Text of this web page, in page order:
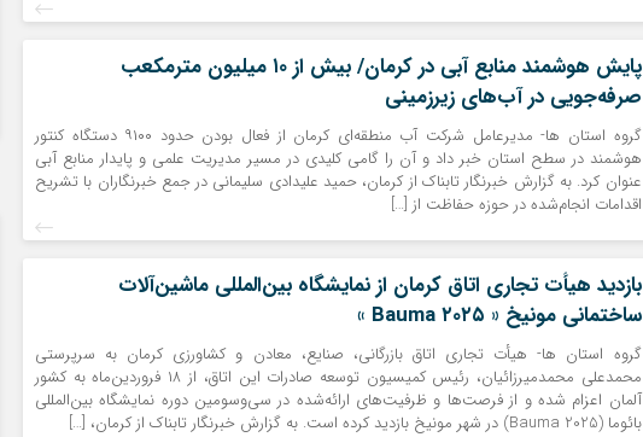
پایش هوشمند منابع آبی در کرمان/ بیش از ۱۰ میلیون مترمکعب
صرفه‌جویی در آب‌های زیرزمینی
گروه استان ها- مدیرعامل شرکت آب منطقه‌ای کرمان از فعال بودن حدود ۹۱۰۰ دستگاه کنتور
هوشمند در سطح استان خبر داد و آن را گامی کلیدی در مسیر مدیریت علمی و پایدار منابع آبی
عنوان کرد. به گزارش خبرنگار تابناک از کرمان، حمید علیدادی سلیمانی در جمع خبرنگاران با تشریح
اقدامات انجام‌شده در حوزه حفاظت از […]
بازدید هیأت تجاری اتاق کرمان از نمایشگاه بین‌المللی ماشین‌آلات
ساختمانی مونیخ « Bauma ۲۰۲۵ »
گروه استان ها- هیأت تجاری اتاق بازرگانی، صنایع، معادن و کشاورزی کرمان به سرپرستی
محمدعلی محمدمیرزائیان، رئیس کمیسیون توسعه صادرات این اتاق، از ۱۸ فروردین‌ماه به کشور
آلمان اعزام شده و از فرصت‌ها و ظرفیت‌های ارائه‌شده در سی‌وسومین دوره نمایشگاه بین‌المللی
بائوما (Bauma 2025) در شهر مونیخ بازدید کرده است. به گزارش خبرنگار تابناک از کرمان، […]